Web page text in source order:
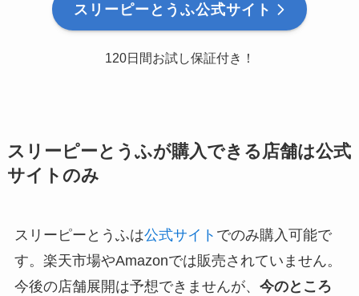
スリーピーとうふ公式サイト
120日間お試し保証付き！
スリーピーとうふが購入できる店舗は公式
サイトのみ
スリーピーとうふは公式サイト でのみ購入可能で
す。楽天市場やAmazonでは販売されていません。
今後の店舗展開は予想できませんが、 今のところ